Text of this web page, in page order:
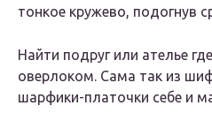
тонкое кружево, подогнув
Найти подруг или ателье
оверлоком. Сама так из
шарфики-платочки себе и